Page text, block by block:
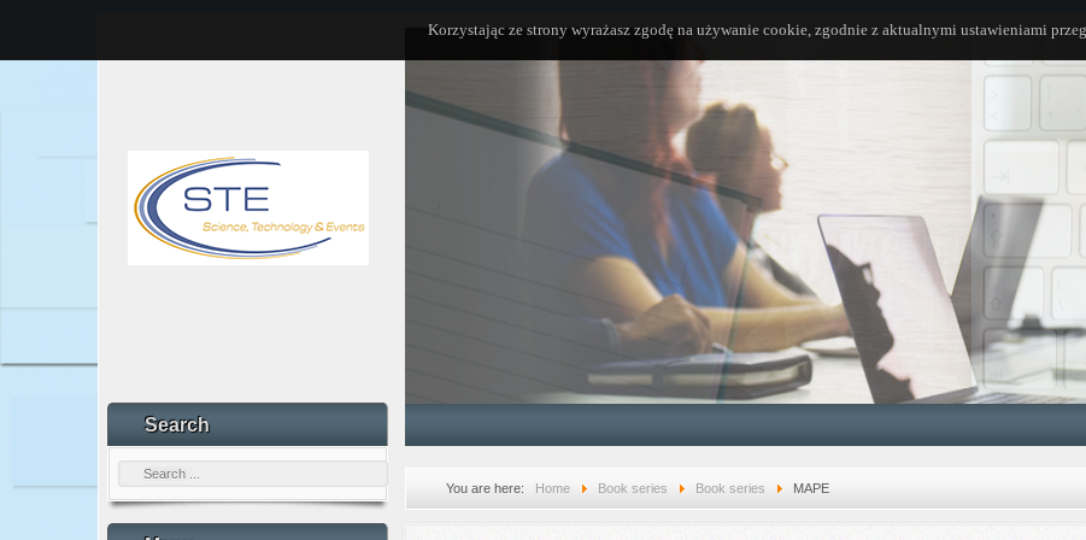
Korzystając ze strony wyrażasz zgodę na używanie cookie, zgodnie z aktualnymi ustawieniami
Search
You are here: Home Book series Book series MAPE